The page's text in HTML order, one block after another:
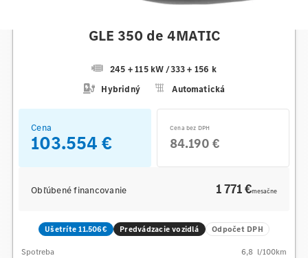
GLE 350 de 4MATIC
245 + 115 kW/333 + 156 k
Hybridný
Automatická
Cena
103.554 €
Cena bez DPH
84.190 €
Obľúbené financovanie 1 771 €mesačne
Ušetríte 11.506€ Predvádzacie vozidlá Odpočet DPH
Spotreba 6,8 l/100km